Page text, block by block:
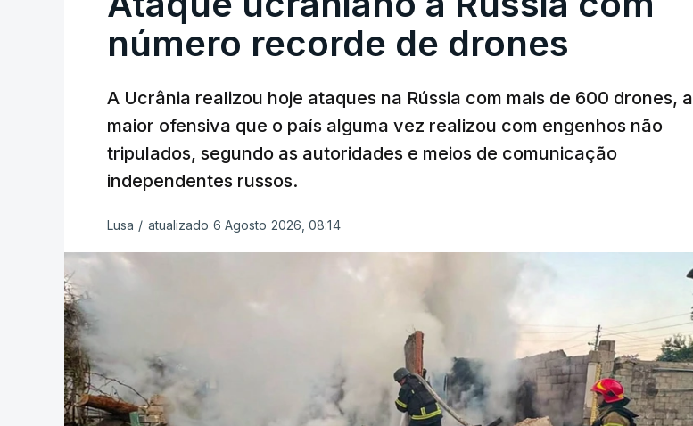
número recorde de drones
A Ucrânia realizou hoje ataques na Rússia com mais de 600 drones, a
maior ofensiva que o país alguma vez realizou com engenhos não
tripulados, segundo as autoridades e meios de comunicação
independentes russos.
Lusa / atualizado 6 Agosto 2026, 08:14